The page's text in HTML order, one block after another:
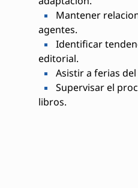
Mantener
agentes.
Identificar
editorial.
Asistir a ferias
Supervisar el
libros.